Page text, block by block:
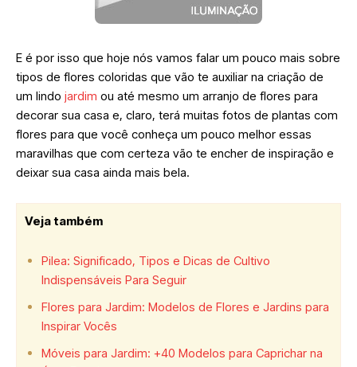
E é por isso que hoje nós vamos falar um pouco mais sobre
tipos de flores coloridas que vão te auxiliar na criação de
um lindo jardim ou até mesmo um arranjo de flores para
decorar sua casa e, claro, terá muitas fotos de plantas com
flores para que você conheça um pouco melhor essas
maravilhas que com certeza vão te encher de inspiração e
deixar sua casa ainda mais bela.
Veja também
Pilea: Significado, Tipos e Dicas de Cultivo
Indispensáveis Para Seguir
Flores para Jardim: Modelos de Flores e Jardins para
Inspirar Vocês
Móveis para Jardim: +40 Modelos para Caprichar na